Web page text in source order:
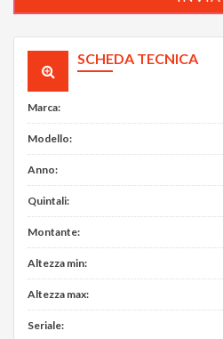
SCHEDA TECNICA
Marca:
Modello:
Anno:
Quintali:
Montante:
Altezza min:
Altezza max:
Seriale: